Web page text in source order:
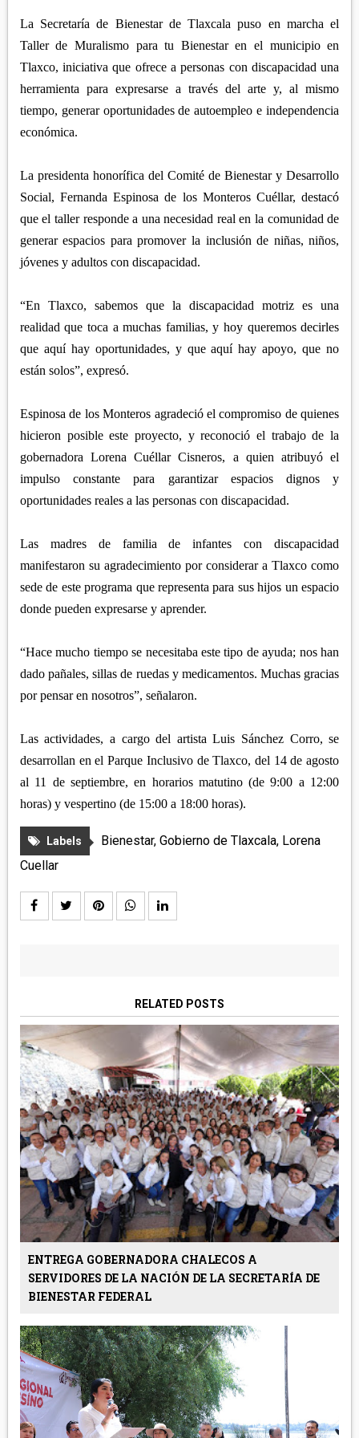
TLAXCO
XALOZTOC
CHIAUTEMPAN
PANOTLA
SAN PABLO DEL MONTE
REGIÓN PONIENTE
CALPULALPAN
HUEYOTLIPAN
NANACAMILPA
La Secretaría de Bienestar de Tlaxcala puso en marcha el
Taller de Muralismo para tu Bienestar en el municipio en
Tlaxco, iniciativa que ofrece a personas con discapacidad una
herramienta para expresarse a través del arte y, al mismo
tiempo, generar oportunidades de autoempleo e independencia
económica.
La presidenta honorífica del Comité de Bienestar y Desarrollo
Social, Fernanda Espinosa de los Monteros Cuéllar, destacó
que el taller responde a una necesidad real en la comunidad de
generar espacios para promover la inclusión de niñas, niños,
jóvenes y adultos con discapacidad.
“En Tlaxco, sabemos que la discapacidad motriz es una
realidad que toca a muchas familias, y hoy queremos decirles
que aquí hay oportunidades, y que aquí hay apoyo, que no
están solos”, expresó.
Espinosa de los Monteros agradeció el compromiso de quienes
hicieron posible este proyecto, y reconoció el trabajo de la
gobernadora Lorena Cuéllar Cisneros, a quien atribuyó el
impulso constante para garantizar espacios dignos y
oportunidades reales a las personas con discapacidad.
Las madres de familia de infantes con discapacidad
manifestaron su agradecimiento por considerar a Tlaxco como
sede de este programa que representa para sus hijos un espacio
donde pueden expresarse y aprender.
“Hace mucho tiempo se necesitaba este tipo de ayuda; nos han
dado pañales, sillas de ruedas y medicamentos. Muchas gracias
por pensar en nosotros”, señalaron.
Las actividades, a cargo del artista Luis Sánchez Corro, se
desarrollan en el Parque Inclusivo de Tlaxco, del 14 de agosto
al 11 de septiembre, en horarios matutino (de 9:00 a 12:00
horas) y vespertino (de 15:00 a 18:00 horas).
Labels Bienestar, Gobierno de Tlaxcala, Lorena
Cuellar
RELATED POSTS
ENTREGA GOBERNADORA CHALECOS A
SERVIDORES DE LA NACIÓN DE LA SECRETARÍA DE
BIENESTAR FEDERAL